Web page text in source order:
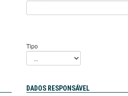
Tipo
DADOS RESPONSÁVEL